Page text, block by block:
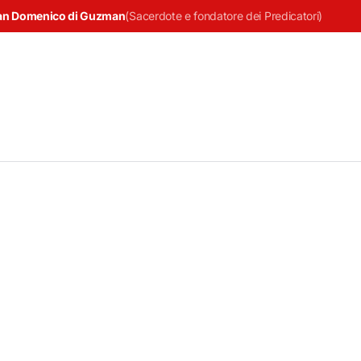
Domenico di Guzman(Sacerdote e fondatore dei Predicatori)